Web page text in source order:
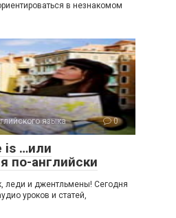
в незнакомом
языка 0
is …или
по-английски
леди и джентльмены! Сегодня
уроков и статей,